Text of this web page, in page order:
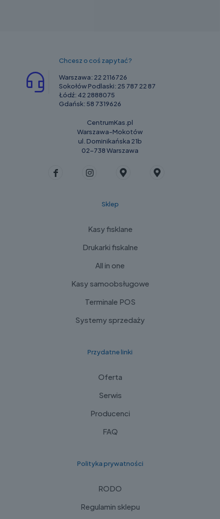
Chcesz o coś zapytać?
Warszawa: 22 2116726
Sokołów Podlaski: 25 787 22 87
Łódź: 42 2888075
Gdańsk: 58 7319626
CentrumKas.pl
Warszawa-Mokotów
ul. Dominikańska 21b
02-738 Warszawa
Sklep
Kasy fisklane
Drukarki fiskalne
All in one
Kasy samoobsługowe
Terminale POS
Systemy sprzedaży
Przydatne linki
Oferta
Serwis
Producenci
FAQ
Polityka prywatności
RODO
Regulamin sklepu